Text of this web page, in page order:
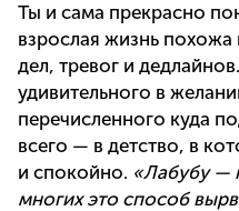
Ты и сама прекрасно
взрослая жизнь
дел, тревог и
удивительного в
перечисленного куда
всего — в детство, в
и спокойно. «Лабубу —
многих это способ